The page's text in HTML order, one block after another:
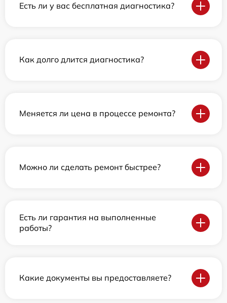
Есть ли у вас бесплатная диагностика?
Как долго длится диагностика?
Меняется ли цена в процессе ремонта?
Можно ли сделать ремонт быстрее?
Есть ли гарантия на выполненные
работы?
Какие документы вы предоставляете?